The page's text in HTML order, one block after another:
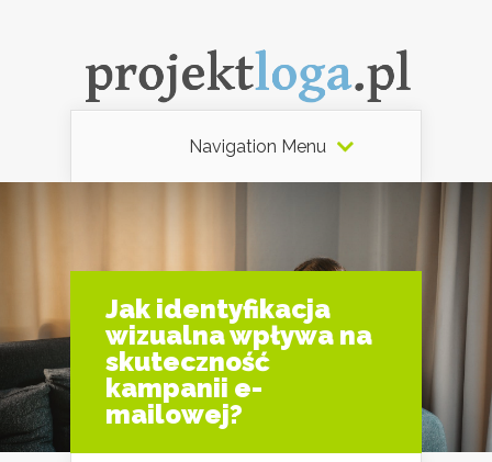
Navigation Menu
Jak identyfikacja
wizualna wpływa na
skuteczność
kampanii e-
mailowej?